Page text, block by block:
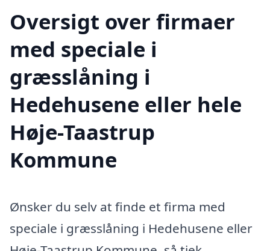
Oversigt over firmaer
med speciale i
græsslåning i
Hedehusene eller hele
Høje-Taastrup
Kommune
Ønsker du selv at finde et firma med
speciale i græsslåning i Hedehusene eller